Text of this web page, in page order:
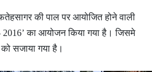
2016’ का आयोजन किया गया है। जिसमे
सजाया गया है।